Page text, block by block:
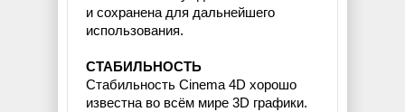
и сохранена для дальнейшего
использования.
СТАБИЛЬНОСТЬ
Стабильность Cinema 4D хорошо
известна во всём мире 3D графики.